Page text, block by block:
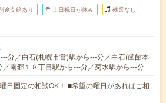
途支給あり 土日祝日が休み 残業なし
分／白石(札幌市営)駅から---分／白石(函館本
／南郷１８丁目駅から---分／菊水駅から---分
日固定の相談OK！ ■希望の曜日があればご相